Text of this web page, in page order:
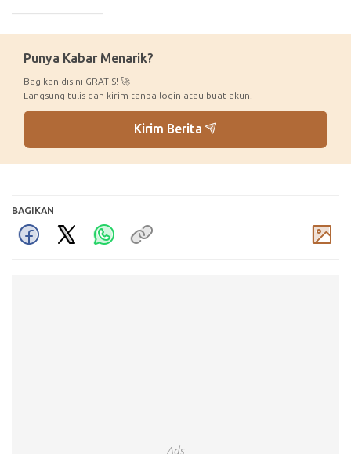
Punya Kabar Menarik?
Bagikan disini GRATIS! 🚀
Langsung tulis dan kirim tanpa login atau buat akun.
Kirim Berita
BAGIKAN
Ads